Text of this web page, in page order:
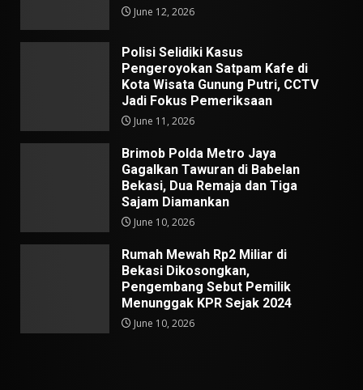
June 12, 2026
Polisi Selidiki Kasus
Pengeroyokan Satpam Kafe di
Kota Wisata Gunung Putri, CCTV
Jadi Fokus Pemeriksaan
June 11, 2026
Brimob Polda Metro Jaya
Gagalkan Tawuran di Babelan
Bekasi, Dua Remaja dan Tiga
Sajam Diamankan
June 10, 2026
Rumah Mewah Rp2 Miliar di
Bekasi Dikosongkan,
Pengembang Sebut Pemilik
Menunggak KPR Sejak 2024
June 10, 2026